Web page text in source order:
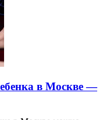
в Москве —